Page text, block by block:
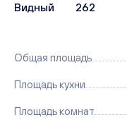
Видный 262
Общая площадь
Площадь кухни
Площадь комнат